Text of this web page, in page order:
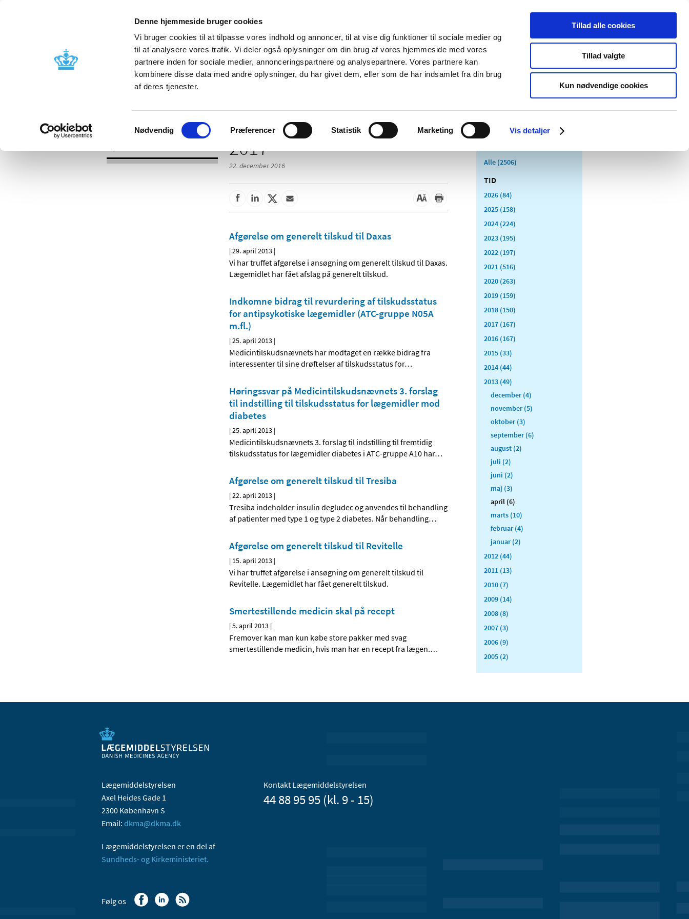
Denne hjemmeside bruger cookies
Vi bruger cookies til at tilpasse vores indhold og annoncer, til at vise dig funktioner til sociale medier og
til at analysere vores trafik. Vi deler også oplysninger om din brug af vores hjemmeside med vores
partnere inden for sociale medier, annonceringspartnere og analysepartnere. Vores partnere kan
kombinere disse data med andre oplysninger, du har givet dem, eller som de har indsamlet fra din brug
af deres tjenester.
Samtykkevalg
Nødvendig Præferencer Statistik Marketing Vis detaljer
Tillad alle cookies
Tillad valgte
Kun nødvendige cookies
Nyheder Om os Kontakt Udgivelser
Godkendelse og
Bivirkninger og
produktinformation
Tilskud og
Apoteker og salg af
Medicinsk
Særlige
produktområder
2017
22. december 2016
Afgørelse om generelt tilskud til Daxas
|29. april 2013 |
Vi har truffet afgørelse i ansøgning om generelt tilskud til Daxas.
Lægemidlet har fået afslag på generelt tilskud.
Indkomne bidrag til revurdering af tilskudsstatus
for antipsykotiske lægemidler (ATC-gruppe N05A
m.fl.)
|25. april 2013 |
Medicintilskudsnævnets har modtaget en række bidrag fra
interessenter til sine drøftelser af tilskudsstatus for…
Høringssvar på Medicintilskuds­nævnets 3. forslag
til indstilling til tilskudsstatus for lægemidler mod
diabetes
|25. april 2013 |
Medicintilskudsnævnets 3. forslag til indstilling til fremtidig
tilskudsstatus for lægemidler diabetes i ATC-gruppe A10 har…
Afgørelse om generelt tilskud til Tresiba
|22. april 2013 |
Tresiba indeholder insulin degludec og anvendes til behandling
af patienter med type 1 og type 2 diabetes. Når behandling…
Afgørelse om generelt tilskud til Revitelle
| 15. april 2013 |
Vi har truffet afgørelse i ansøgning om generelt tilskud til
Revitelle. Lægemidlet har fået generelt tilskud.
Smertestillende medicin skal på recept
|5. april 2013 |
Fremover kan man kun købe store pakker med svag
smertestillende medicin, hvis man har en recept fra lægen.…
Alle (2506)
TID
2026 (84)
2025 (158)
2024 (224)
2023 (195)
2022 (197)
2021 (516)
2020 (263)
2019 (159)
2018 (150)
2017 (167)
2016 (167)
2015 (33)
2014 (44)
2013 (49)
december (4)
november (5)
oktober (3)
september (6)
august (2)
juli (2)
juni (2)
maj (3)
april (6)
marts (10)
februar (4)
januar (2)
2012 (44)
2011 (13)
2010 (7)
2009 (14)
2008 (8)
2007 (3)
2006 (9)
2005 (2)
Lægemiddelstyrelsen
Axel Heides Gade 1
2300 København S
Email: dkma@dkma.dk
Lægemiddelstyrelsen er en del af
Sundheds- og Kirkeministeriet.
Kontakt Lægemiddelstyrelsen
44 88 95 95 (kl. 9 - 15)
Følg os